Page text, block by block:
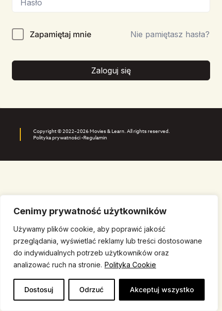
Cenimy prywatność użytkowników
Używamy plików cookie, aby poprawić jakość
przeglądania, wyświetlać reklamy lub treści dostosowane
do indywidualnych potrzeb użytkowników oraz
analizować ruch na stronie. Polityka Cookie
Dostosuj Odrzuć Akceptuj wszystko
Zapamiętaj mnie Nie pamiętasz hasła?
Zaloguj się
Copyright © 2022–2026 Movies & Learn. All rights reserved.
Polityka prywatności •Regulamin